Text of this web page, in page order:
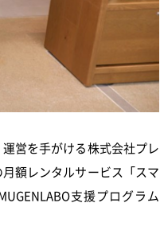
営を手がける株式会社プレ
額レンタルサービス「スマ
支援プログラム